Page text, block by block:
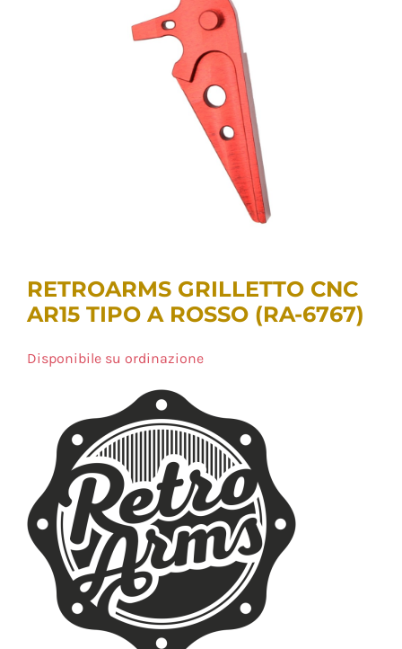
RETROARMS GRILLETTO CNC
AR15 TIPO A ROSSO (RA-6767)
Disponibile su ordinazione